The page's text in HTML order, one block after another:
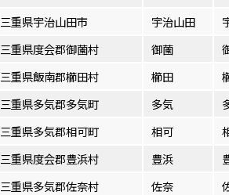
三重県宇治山田市 宇治山田
三重県度会郡御薗村 御薗
三重県飯南郡櫛田村 櫛田
三重県多気郡多気町 多気
三重県多気郡相可町 相可
三重県度会郡豊浜村 豊浜
三重県多気郡佐奈村 佐奈